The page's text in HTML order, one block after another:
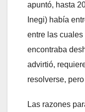
apuntó, hasta
Inegi) había
entre las
encontraba
advirtió,
resolverse,
Las razones